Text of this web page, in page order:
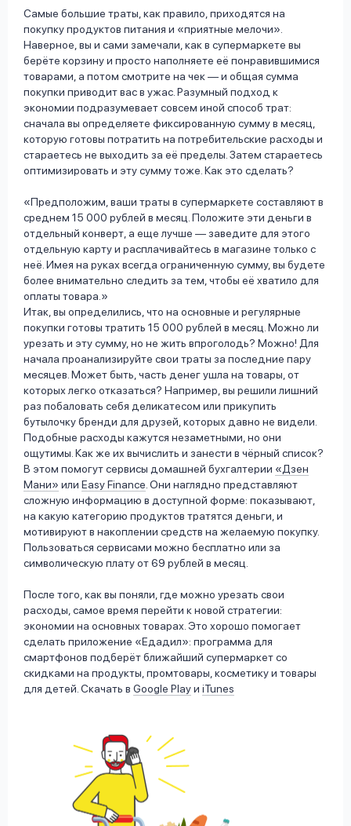
Самые большие траты, как правило, приходятся на
покупку продуктов питания и «приятные мелочи».
Наверное, вы и сами замечали, как в супермаркете вы
берёте корзину и просто наполняете её понравившимися
товарами, а потом смотрите на чек — и общая сумма
покупки приводит вас в ужас. Разумный подход к
экономии подразумевает совсем иной способ трат:
сначала вы определяете фиксированную сумму в месяц,
которую готовы потратить на потребительские расходы и
стараетесь не выходить за её пределы. Затем стараетесь
оптимизировать и эту сумму тоже. Как это сделать?
Предположим, ваши траты в супермаркете составляют в
среднем 15 000 рублей в месяц. Положите эти деньги в
отдельный конверт, а еще лучше — заведите для этого
отдельную карту и расплачивайтесь в магазине только с
неё. Имея на руках всегда ограниченную сумму, вы будете
более внимательно следить за тем, чтобы её хватило для
оплаты товара.
Итак, вы определились, что на основные и регулярные
покупки готовы тратить 15 000 рублей в месяц. Можно ли
урезать и эту сумму, но не жить впроголодь? Можно! Для
начала проанализируйте свои траты за последние пару
месяцев. Может быть, часть денег ушла на товары, от
которых легко отказаться? Например, вы решили лишний
раз побаловать себя деликатесом или прикупить
бутылочку бренди для друзей, которых давно не видели.
Подобные расходы кажутся незаметными, но они
ощутимы. Как же их вычислить и занести в чёрный список?
В этом помогут сервисы домашней бухгалтерии «Дзен
Мани» или Easy Finance . Они наглядно представляют
сложную информацию в доступной форме: показывают,
на какую категорию продуктов тратятся деньги, и
мотивируют в накоплении средств на желаемую покупку.
Пользоваться сервисами можно бесплатно или за
символическую плату от 69 рублей в месяц.
После того, как вы поняли, где можно урезать свои
расходы, самое время перейти к новой стратегии:
экономии на основных товарах. Это хорошо помогает
сделать приложение «Едадил»: программа для
смартфонов подберёт ближайший супермаркет со
скидками на продукты, промтовары, косметику и товары
для детей. Скачать в Google Playи iTunes